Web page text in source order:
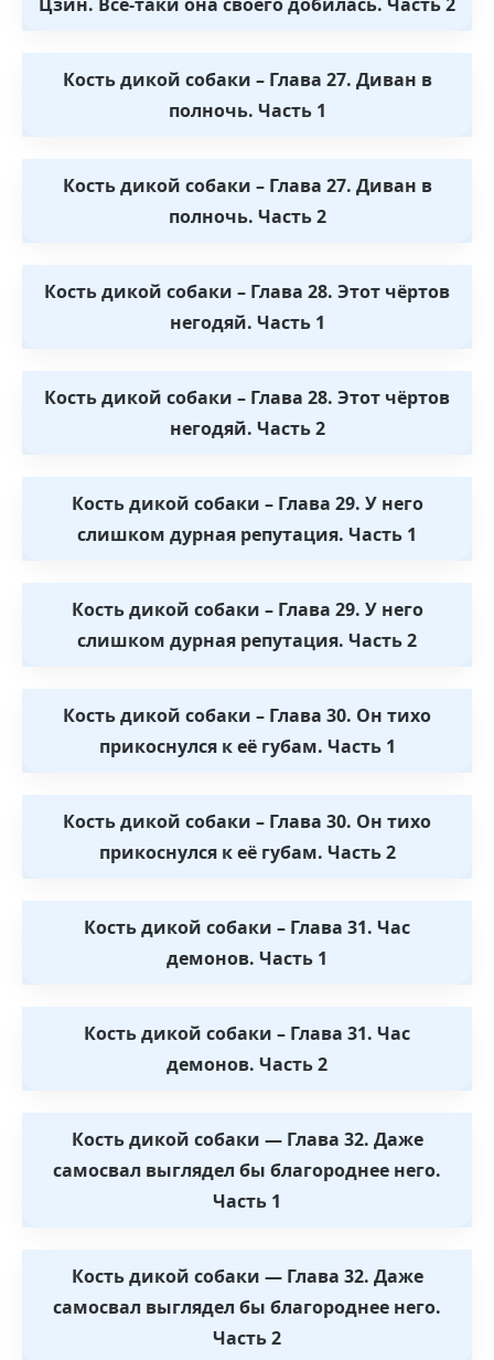
Кость дикой собаки – Глава 27. Диван в
полночь. Часть 1
Кость дикой собаки – Глава 27. Диван в
полночь. Часть 2
Кость дикой собаки – Глава 28. Этот чёртов
негодяй. Часть 1
Кость дикой собаки – Глава 28. Этот чёртов
негодяй. Часть 2
Кость дикой собаки – Глава 29. У него
слишком дурная репутация. Часть 1
Кость дикой собаки – Глава 29. У него
слишком дурная репутация. Часть 2
Кость дикой собаки – Глава 30. Он тихо
прикоснулся к её губам. Часть 1
Кость дикой собаки – Глава 30. Он тихо
прикоснулся к её губам. Часть 2
Кость дикой собаки – Глава 31. Час
демонов. Часть 1
Кость дикой собаки – Глава 31. Час
демонов. Часть 2
Кость дикой собаки — Глава 32. Даже
самосвал выглядел бы благороднее него.
Часть 1
Кость дикой собаки — Глава 32. Даже
самосвал выглядел бы благороднее него.
Часть 2